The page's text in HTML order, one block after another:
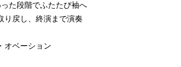
た段階でふたたび袖へ
り戻し、終演まで演奏
オベーション